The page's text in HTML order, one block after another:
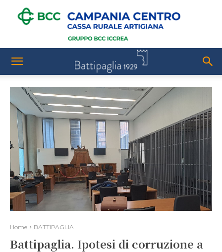
Home BATTIPAGLIA
Battipaglia. Ipotesi di corruzione a